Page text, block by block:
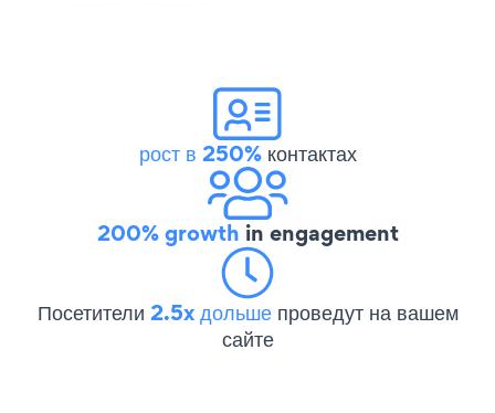
рост в 250%контактах
200% growth in engagement
Посетители 2.5x дольше проведут на вашем
сайте